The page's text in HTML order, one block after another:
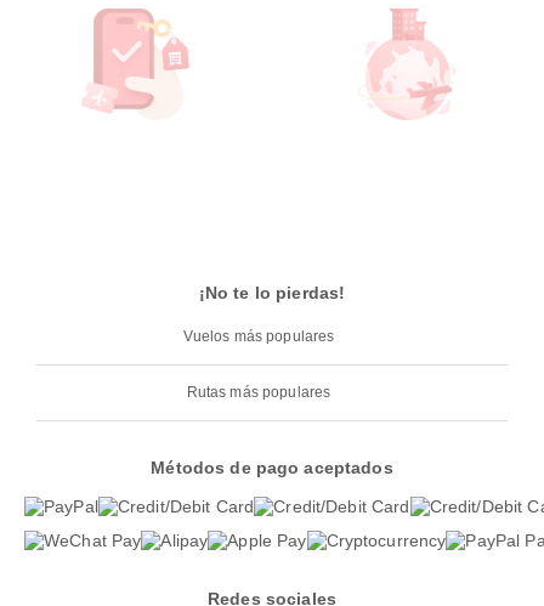
¡No te lo pierdas!
Vuelos más populares
Rutas más populares
Métodos de pago aceptados
Redes sociales